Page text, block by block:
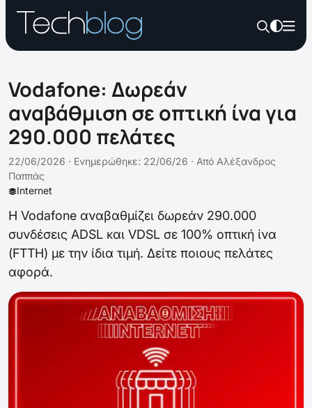
Vodafone: Δωρεάν
αναβάθμιση σε οπτική ίνα για
290.000 πελάτες
Internet
22/06/2026 · Ενημερώθηκε: 22/06/26 · Από Αλέξανδρος
Παππάς
Η Vodafone αναβαθμίζει δωρεάν 290.000
συνδέσεις ADSL και VDSL σε 100% οπτική ίνα
(FTTH) με την ίδια τιμή. Δείτε ποιους πελάτες
αφορά.